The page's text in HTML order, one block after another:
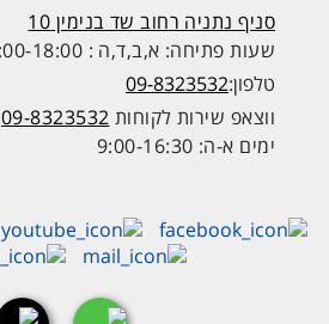
סניף נתניה רחוב שד בנימין 10
שעות פתיחה: א,ב,ד,ה : 9:00-18:00, ג,ו: 9:00-13:00
טלפון:09-8323532
ווצאפ שירות לקוחות 09-8323532
ימים א-ה: 9:00-16:30